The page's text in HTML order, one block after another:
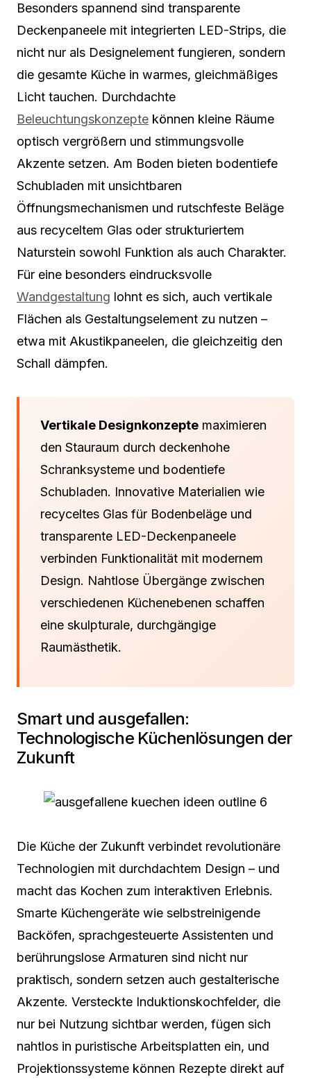
Besonders spannend sind transparente
Deckenpaneele mit integrierten LED-Strips, die
nicht nur als Designelement fungieren, sondern
die gesamte Küche in warmes, gleichmäßiges
Licht tauchen. Durchdachte
Beleuchtungskonzepte können kleine Räume
optisch vergrößern und stimmungsvolle
Akzente setzen. Am Boden bieten bodentiefe
Schubladen mit unsichtbaren
Öffnungsmechanismen und rutschfeste Beläge
aus recyceltem Glas oder strukturiertem
Naturstein sowohl Funktion als auch Charakter.
Für eine besonders eindrucksvolle
Wandgestaltung lohnt es sich, auch vertikale
Flächen als Gestaltungselement zu nutzen –
etwa mit Akustikpaneelen, die gleichzeitig den
Schall dämpfen.
Vertikale Designkonzepte maximieren
den Stauraum durch deckenhohe
Schranksysteme und bodentiefe
Schubladen. Innovative Materialien wie
recyceltes Glas für Bodenbeläge und
transparente LED-Deckenpaneele
verbinden Funktionalität mit modernem
Design. Nahtlose Übergänge zwischen
verschiedenen Küchenebenen schaffen
eine skulpturale, durchgängige
Raumästhetik.
Smart und ausgefallen:
Technologische Küchenlösungen der
Zukunft
Die Küche der Zukunft verbindet revolutionäre
Technologien mit durchdachtem Design – und
macht das Kochen zum interaktiven Erlebnis.
Smarte Küchengeräte wie selbstreinigende
Backöfen, sprachgesteuerte Assistenten und
berührungslose Armaturen sind nicht nur
praktisch, sondern setzen auch gestalterische
Akzente. Versteckte Induktionskochfelder, die
nur bei Nutzung sichtbar werden, fügen sich
nahtlos in puristische Arbeitsplatten ein, und
Projektionssysteme können Rezepte direkt auf